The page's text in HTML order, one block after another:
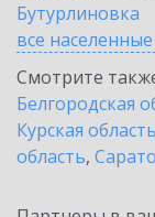
Бутурлиновка
все населенные
Смотрите
Белгородская
Курская область
область,